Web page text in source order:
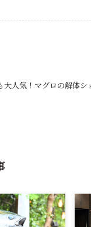
大人気！マグロの解体シ